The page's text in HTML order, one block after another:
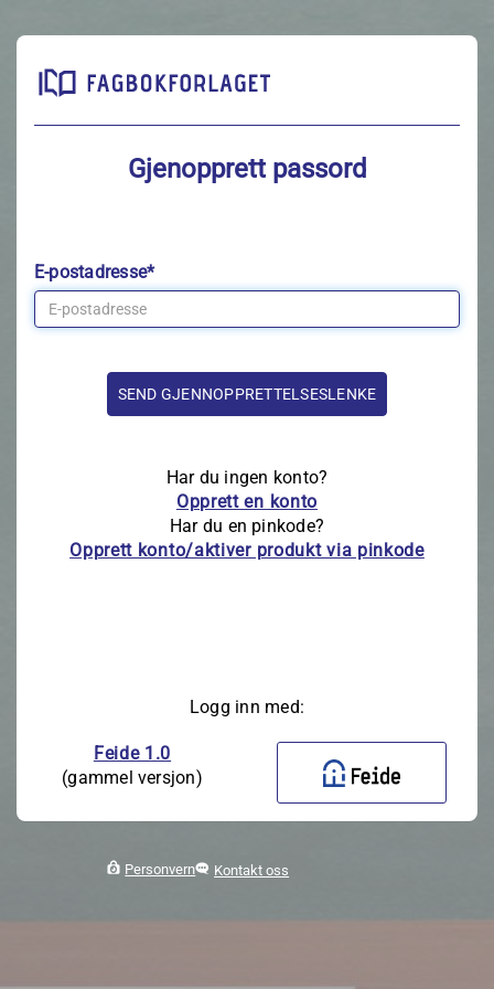
Gjenopprett passord
E-postadresse*
Har du ingen konto?
Opprett en konto
Har du en pinkode?
Opprett konto/aktiver produkt via pinkode
Logg inn med:
Feide 1.0
(gammel versjon)
Personvern Kontakt oss